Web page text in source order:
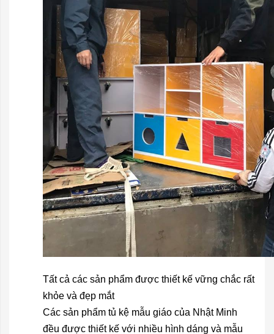
Tất cả các sản phẩm được thiết kế vững chắc rất
khỏe và đẹp mắt
Các sản phẩm tủ kệ mẫu giáo của Nhật Minh
đều được thiết kế với nhiều hình dáng và mẫu